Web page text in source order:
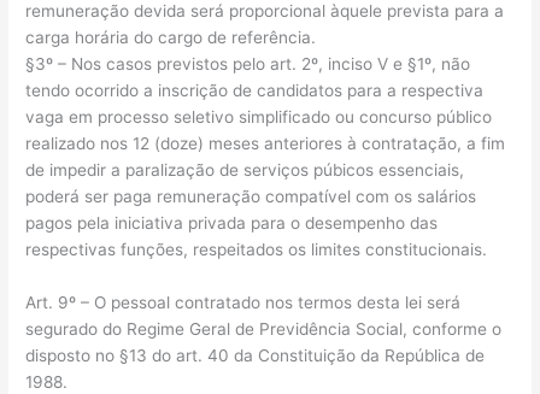
remuneração devida será proporcional àquele prevista para a
carga horária do cargo de referência.
§3º – Nos casos previstos pelo art. 2º, inciso V e §1º, não
tendo ocorrido a inscrição de candidatos para a respectiva
vaga em processo seletivo simplificado ou concurso público
realizado nos 12 (doze) meses anteriores à contratação, a fim
de impedir a paralização de serviços púbicos essenciais,
poderá ser paga remuneração compatível com os salários
pagos pela iniciativa privada para o desempenho das
respectivas funções, respeitados os limites constitucionais.
Art. 9º – O pessoal contratado nos termos desta lei será
segurado do Regime Geral de Previdência Social, conforme o
disposto no §13 do art. 40 da Constituição da República de
1988.